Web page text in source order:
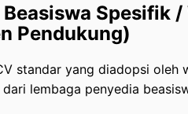
Spesifik
Pendukung)
standar yang diadopsi oleh
dari lembaga penyedia